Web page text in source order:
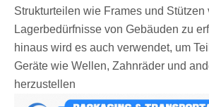
Strukturteilen wie Frames und Stützen
Lagerbedürfnisse von Gebäuden zu
hinaus wird es auch verwendet, um
Geräte wie Wellen, Zahnräder und
herzustellen